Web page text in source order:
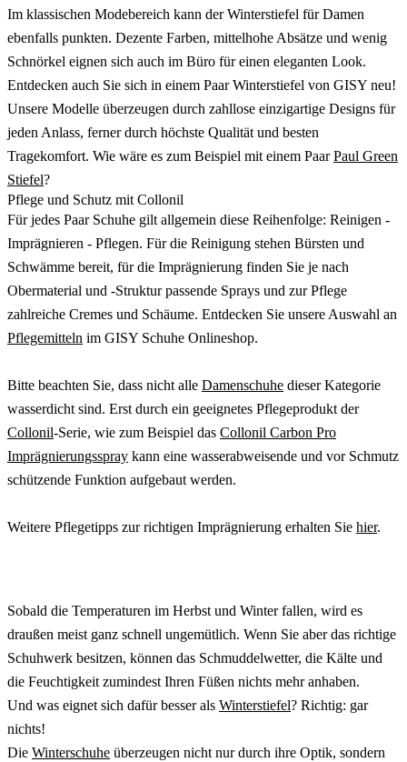
Im klassischen Modebereich kann der Winterstiefel für Damen
ebenfalls punkten. Dezente Farben, mittelhohe Absätze und wenig
Schnörkel eignen sich auch im Büro für einen eleganten Look.
Entdecken auch Sie sich in einem Paar Winterstiefel von GISY neu!
Unsere Modelle überzeugen durch zahllose einzigartige Designs für
jeden Anlass, ferner durch höchste Qualität und besten
Tragekomfort. Wie wäre es zum Beispiel mit einem PaarPaul Green
Stiefel?
Pflege und Schutz mit Collonil
Für jedes Paar Schuhe gilt allgemein diese Reihenfolge: Reinigen -
Imprägnieren - Pflegen. Für die Reinigung stehen Bürsten und
Schwämme bereit, für die Imprägnierung finden Sie je nach
Obermaterial und -Struktur passende Sprays und zur Pflege
zahlreiche Cremes und Schäume. Entdecken Sie unsere Auswahl an
Pflegemitteln im GISY Schuhe Onlineshop.
Bitte beachten Sie, dass nicht alle Damenschuhe dieser Kategorie
wasserdicht sind. Erst durch ein geeignetes Pflegeprodukt der
Collonil-Serie, wie zum Beispiel das Collonil Carbon Pro
Imprägnierungsspray kann eine wasserabweisende und vor Schmutz
schützende Funktion aufgebaut werden.
Weitere Pflegetipps zur richtigen Imprägnierung erhalten Sie hier.
Sobald die Temperaturen im Herbst und Winter fallen, wird es
draußen meist ganz schnell ungemütlich. Wenn Sie aber das richtige
Schuhwerk besitzen, können das Schmuddelwetter, die Kälte und
die Feuchtigkeit zumindest Ihren Füßen nichts mehr anhaben.
Und was eignet sich dafür besser als Winterstiefel? Richtig: gar
nichts!
Die Winterschuhe überzeugen nicht nur durch ihre Optik, sondern